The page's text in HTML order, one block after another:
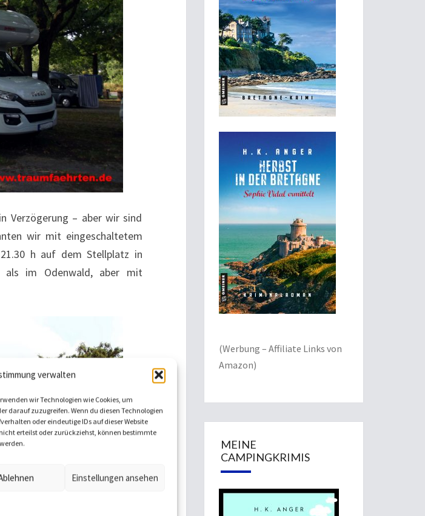
verwalten
wir Technologien wie Cookies, um
darauf zuzugreifen. Wenn du diesen Technologien
oder eindeutige IDs auf dieser Website
erteilst oder zurückziehst, können bestimmte
Einstellungen ansehen
Verzögerung – aber wir sind
wir mit eingeschaltetem
h auf dem Stellplatz in
als im Odenwald, aber mit
(Werbung – Affiliate Links von
Amazon)
MEINE
CAMPINGKRIMIS